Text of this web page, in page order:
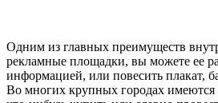
Одним из главных преимуществ
рекламные площадки, вы можете ее
информацией, или повесить плакат,
Во многих крупных городах имеются